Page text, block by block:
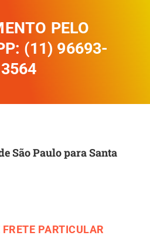
PELO
(11) 96693-
3564
São Paulo para Santa
PARTICULAR